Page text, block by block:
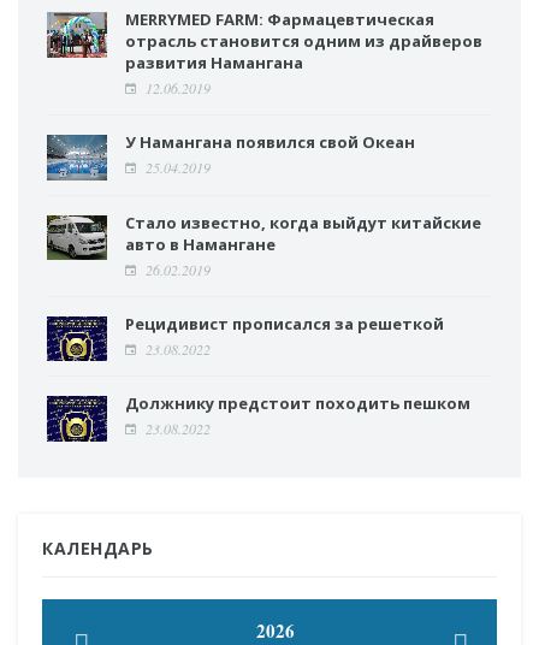
MERRYMED FARM: Фармацевтическая
отрасль становится одним из драйверов
развития Намангана
12.06.2019
У Намангана появился свой Океан
25.04.2019
Стало известно, когда выйдут китайские
авто в Намангане
26.02.2019
Рецидивист прописался за решеткой
23.08.2022
Должнику предстоит походить пешком
23.08.2022
КАЛЕНДАРЬ
2026